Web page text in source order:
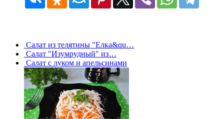
Салат из телятины "Елка&qu…
Салат "Изумрудный" из…
Салат с луком и апельсинами